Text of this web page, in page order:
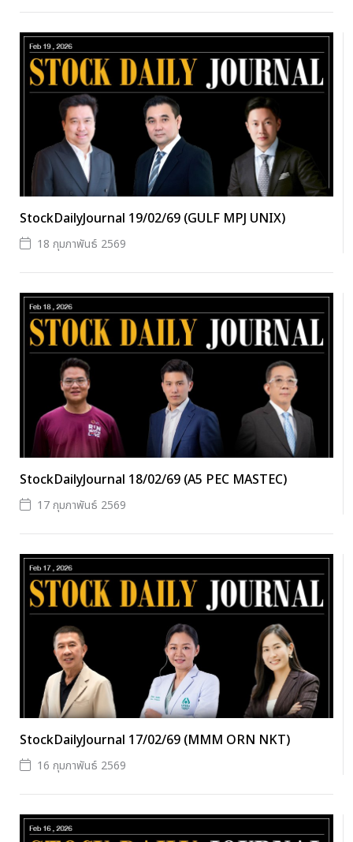
StockDailyJournal 19/02/69 (GULF MPJ UNIX)
18 กุมภาพันธ์ 2569
StockDailyJournal 18/02/69 (A5 PEC MASTEC)
17 กุมภาพันธ์ 2569
StockDailyJournal 17/02/69 (MMM ORN NKT)
16 กุมภาพันธ์ 2569